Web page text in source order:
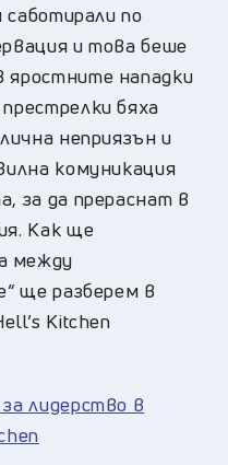
саботирали по
и това беше
нападки
бяха
неприязън и
комуникация
за да прераснат в
Как ще
между
ще разберем в
Kitchen
лидерство в